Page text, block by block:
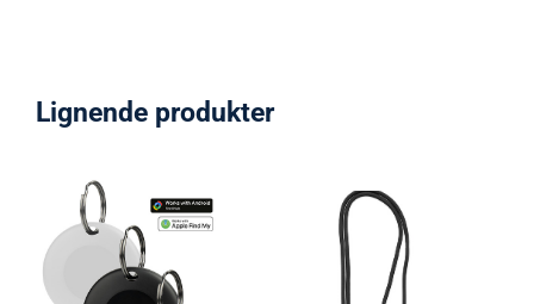
Lignende produkter